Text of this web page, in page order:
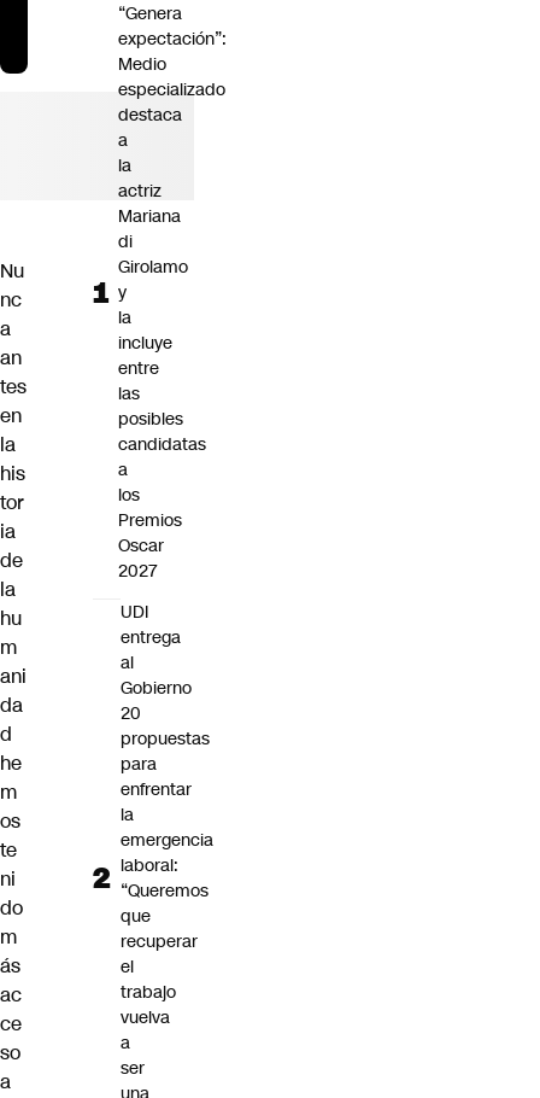
Nu
nc
a
an
tes
en
la
his
tor
ia
de
la
hu
m
ani
da
d
he
m
os
te
ni
do
m
ás
ac
ce
so
a
“Genera
expectación”:
Medio
especializado
destaca
a
la
actriz
Mariana
di
Girolamo
y
la
incluye
entre
las
posibles
candidatas
a
los
Premios
Oscar
2027
UDI
entrega
al
Gobierno
20
propuestas
para
enfrentar
la
emergencia
laboral:
“Queremos
que
recuperar
el
trabajo
vuelva
a
ser
una